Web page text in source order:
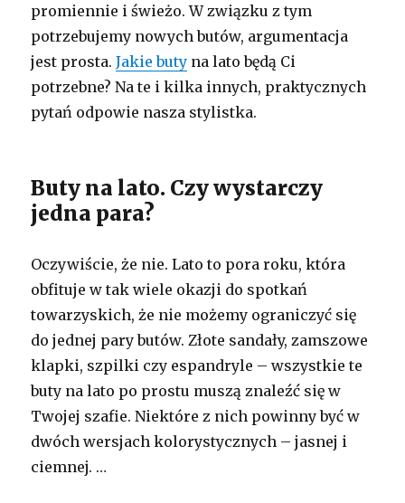
promiennie i świeżo. W związku z tym
potrzebujemy nowych butów, argumentacja
jest prosta.Jakie buty na lato będą Ci
potrzebne? Na te i kilka innych, praktycznych
pytań odpowie nasza stylistka.
Buty na lato. Czy wystarczy
jedna para?
Oczywiście, że nie. Lato to pora roku, która
obfituje w tak wiele okazji do spotkań
towarzyskich, że nie możemy ograniczyć się
do jednej pary butów. Złote sandały, zamszowe
klapki, szpilki czy espandryle – wszystkie te
buty na lato po prostu muszą znaleźć się w
Twojej szafie. Niektóre z nich powinny być w
dwóch wersjach kolorystycznych – jasnej i
ciemnej. …